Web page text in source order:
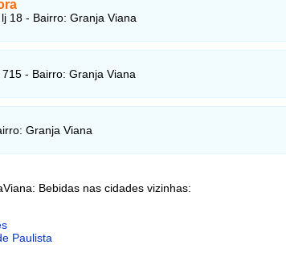
18 - Bairro: Granja Viana
- Bairro: Granja Viana
Granja Viana
Bebidas nas cidades vizinhas:
Paulista